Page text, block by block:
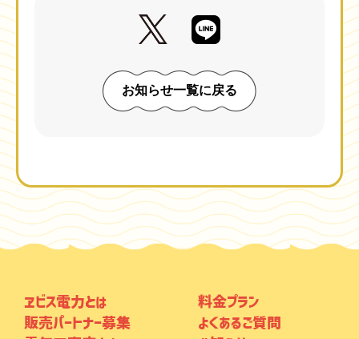
お知らせ一覧に戻る
ヱビス電力とは
料金プラン
販売パートナー募集
よくあるご質問